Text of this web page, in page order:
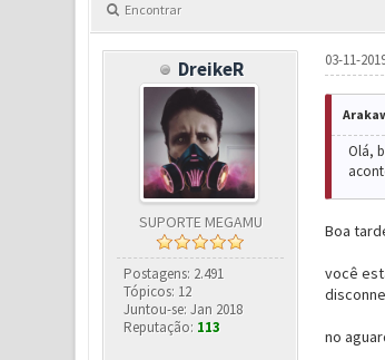
Encontrar
DreikeR
SUPORTE MEGAMU
Postagens: 2.491
Tópicos: 12
Juntou-se: Jan 2018
Reputação: 113
03-11-
Olá,
Boa
você
no